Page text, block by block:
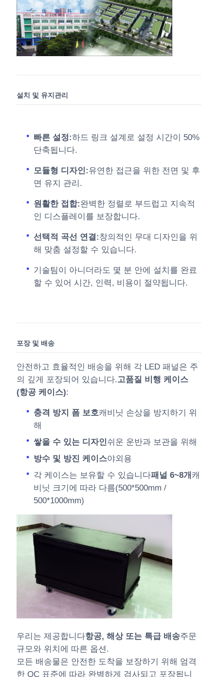
설치 및 유지관리
빠른 설정:하드 링크 설계로 설정 시간이 50%
단축됩니다.
모듈형 디자인:유연한 접근을 위한 전면 및 후
면 유지 관리.
원활한 접합:완벽한 정렬로 부드럽고 지속적
인 디스플레이를 보장합니다.
선택적 곡선 연결:창의적인 무대 디자인을 위
해 맞춤 설정할 수 있습니다.
기술팀이 아니더라도 몇 분 안에 설치를 완료
할 수 있어 시간, 인력, 비용이 절약됩니다.
포장 및 배송
안전하고 효율적인 배송을 위해 각 LED 패널은 주
의 깊게 포장되어 있습니다.고품질 비행 케이스
(항공 케이스):
충격 방지 폼 보호캐비닛 손상을 방지하기 위
해
쌓을 수 있는 디자인쉬운 운반과 보관을 위해
방수 및 방진 케이스야외용
각 케이스는 보유할 수 있습니다패널 6~8개 캐
비닛 크기에 따라 다름(500*500mm /
500*1000mm)
우리는 제공합니다항공, 해상 또는 특급 배송주문
규모와 위치에 따른 옵션.
모든 배송물은 안전한 도착을 보장하기 위해 엄격
한 QC 표준에 따라 완벽하게 검사되고 포장됩니